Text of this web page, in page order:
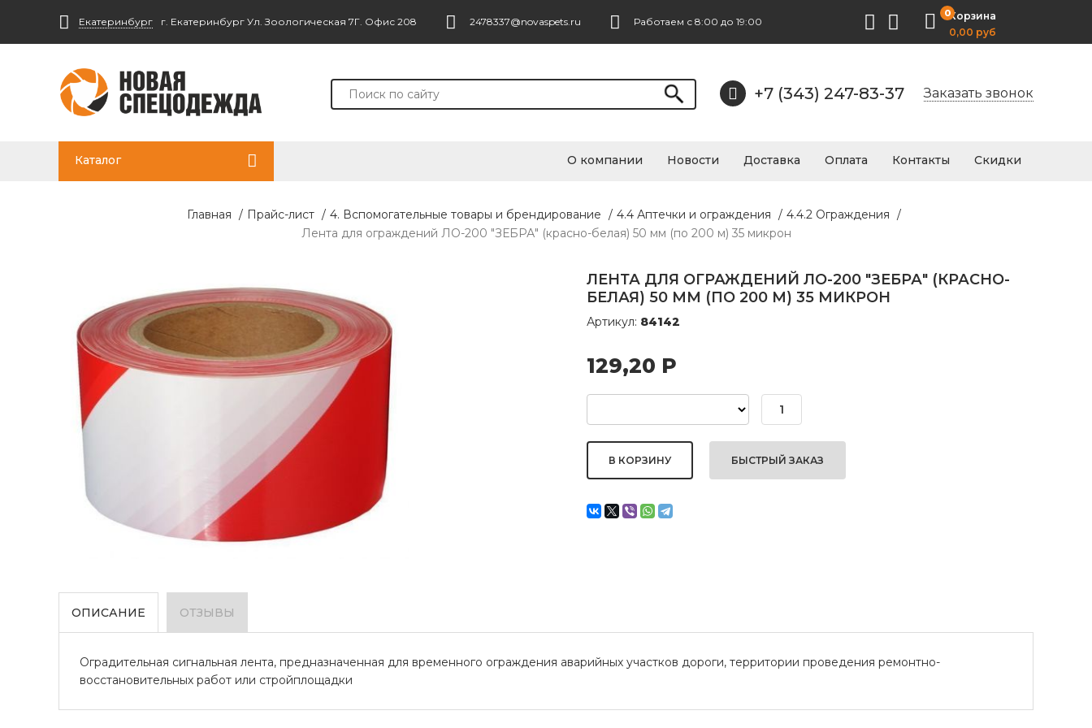
Екатеринбург г. Екатеринбург Ул. Зоологическая 7Г. Офис 208 2478337@novaspets.ru Работаем с 8:00 до 19:00
0Корзина
0,00 руб
+7 (343) 247-83-37 Заказать звонок
Каталог О компании Новости Доставка Оплата Контакты Скидки
Главная / Прайс-лист / 4. Вспомогательные товары и брендирование / 4.4 Аптечки и ограждения / 4.4.2 Ограждения /
Лента для ограждений ЛО-200 "ЗЕБРА" (красно-белая) 50 мм (по 200 м) 35 микрон
ЛЕНТА ДЛЯ ОГРАЖДЕНИЙ ЛО-200 "ЗЕБРА" (КРАСНО-
БЕЛАЯ) 50 ММ (ПО 200 М) 35 МИКРОН
Артикул: 84142
129,20 Р
БЫСТРЫЙ ЗАКАЗ
ОПИСАНИЕ ОТЗЫВЫ
Оградительная сигнальная лента, предназначенная для временного ограждения аварийных участков дороги, территории проведения ремонтно-
восстановительных работ или стройплощадки